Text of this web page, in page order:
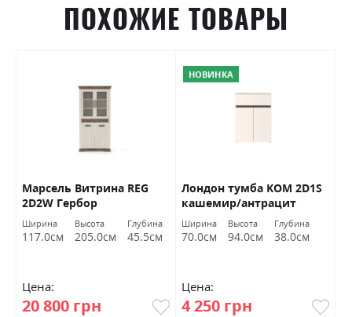
ПОХОЖИЕ ТОВАРЫ
Марсель Витрина REG
2D2W Гербор
Ширина
117.0см
Высота
205.0см
Глубина
45.5см
Цена:
20 800 грн
НОВИНКА
Лондон тумба KOM 2D1S
кашемир/антрацит
Гербор Україна
Ширина
70.0см
Высота
94.0см
Глубина
38.0см
Цена:
4 250 грн